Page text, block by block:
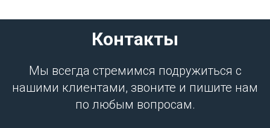
Контакты
Мы всегда стремимся подружиться с
нашими клиентами, звоните и пишите нам
по любым вопросам.